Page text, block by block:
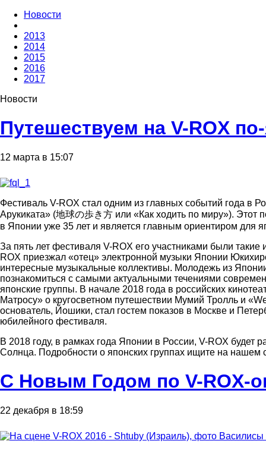
Новости
2013
2014
2015
2016
2017
Новости
Путешествуем на V-ROX
12 марта в 15:07
Фестиваль V-ROX стал одним из главных событий года в
Арукиката» (地球の歩き方 или «Как ходить по миру»). Этот
в Японии уже 35 лет и является главным ориентиром для
За пять лет фестиваля V-ROX его участниками были
ROX приезжал «отец» электронной музыки Японии
интересные музыкальные коллективы. Молодежь из
познакомиться с самыми актуальными течениями
японские группы. В начале 2018 года в российских
Матросу» о кругосветном путешествии Мумий Тролль и
основатель, Йошики, стал гостем показов в Москве и
юбилейного фестиваля.
В 2018 году, в рамках года Японии в России, V-ROX будет
Солнца. Подробности о японских группах ищите на нашем
С Новым Годом по V-ROX-
22 декабря в 18:59